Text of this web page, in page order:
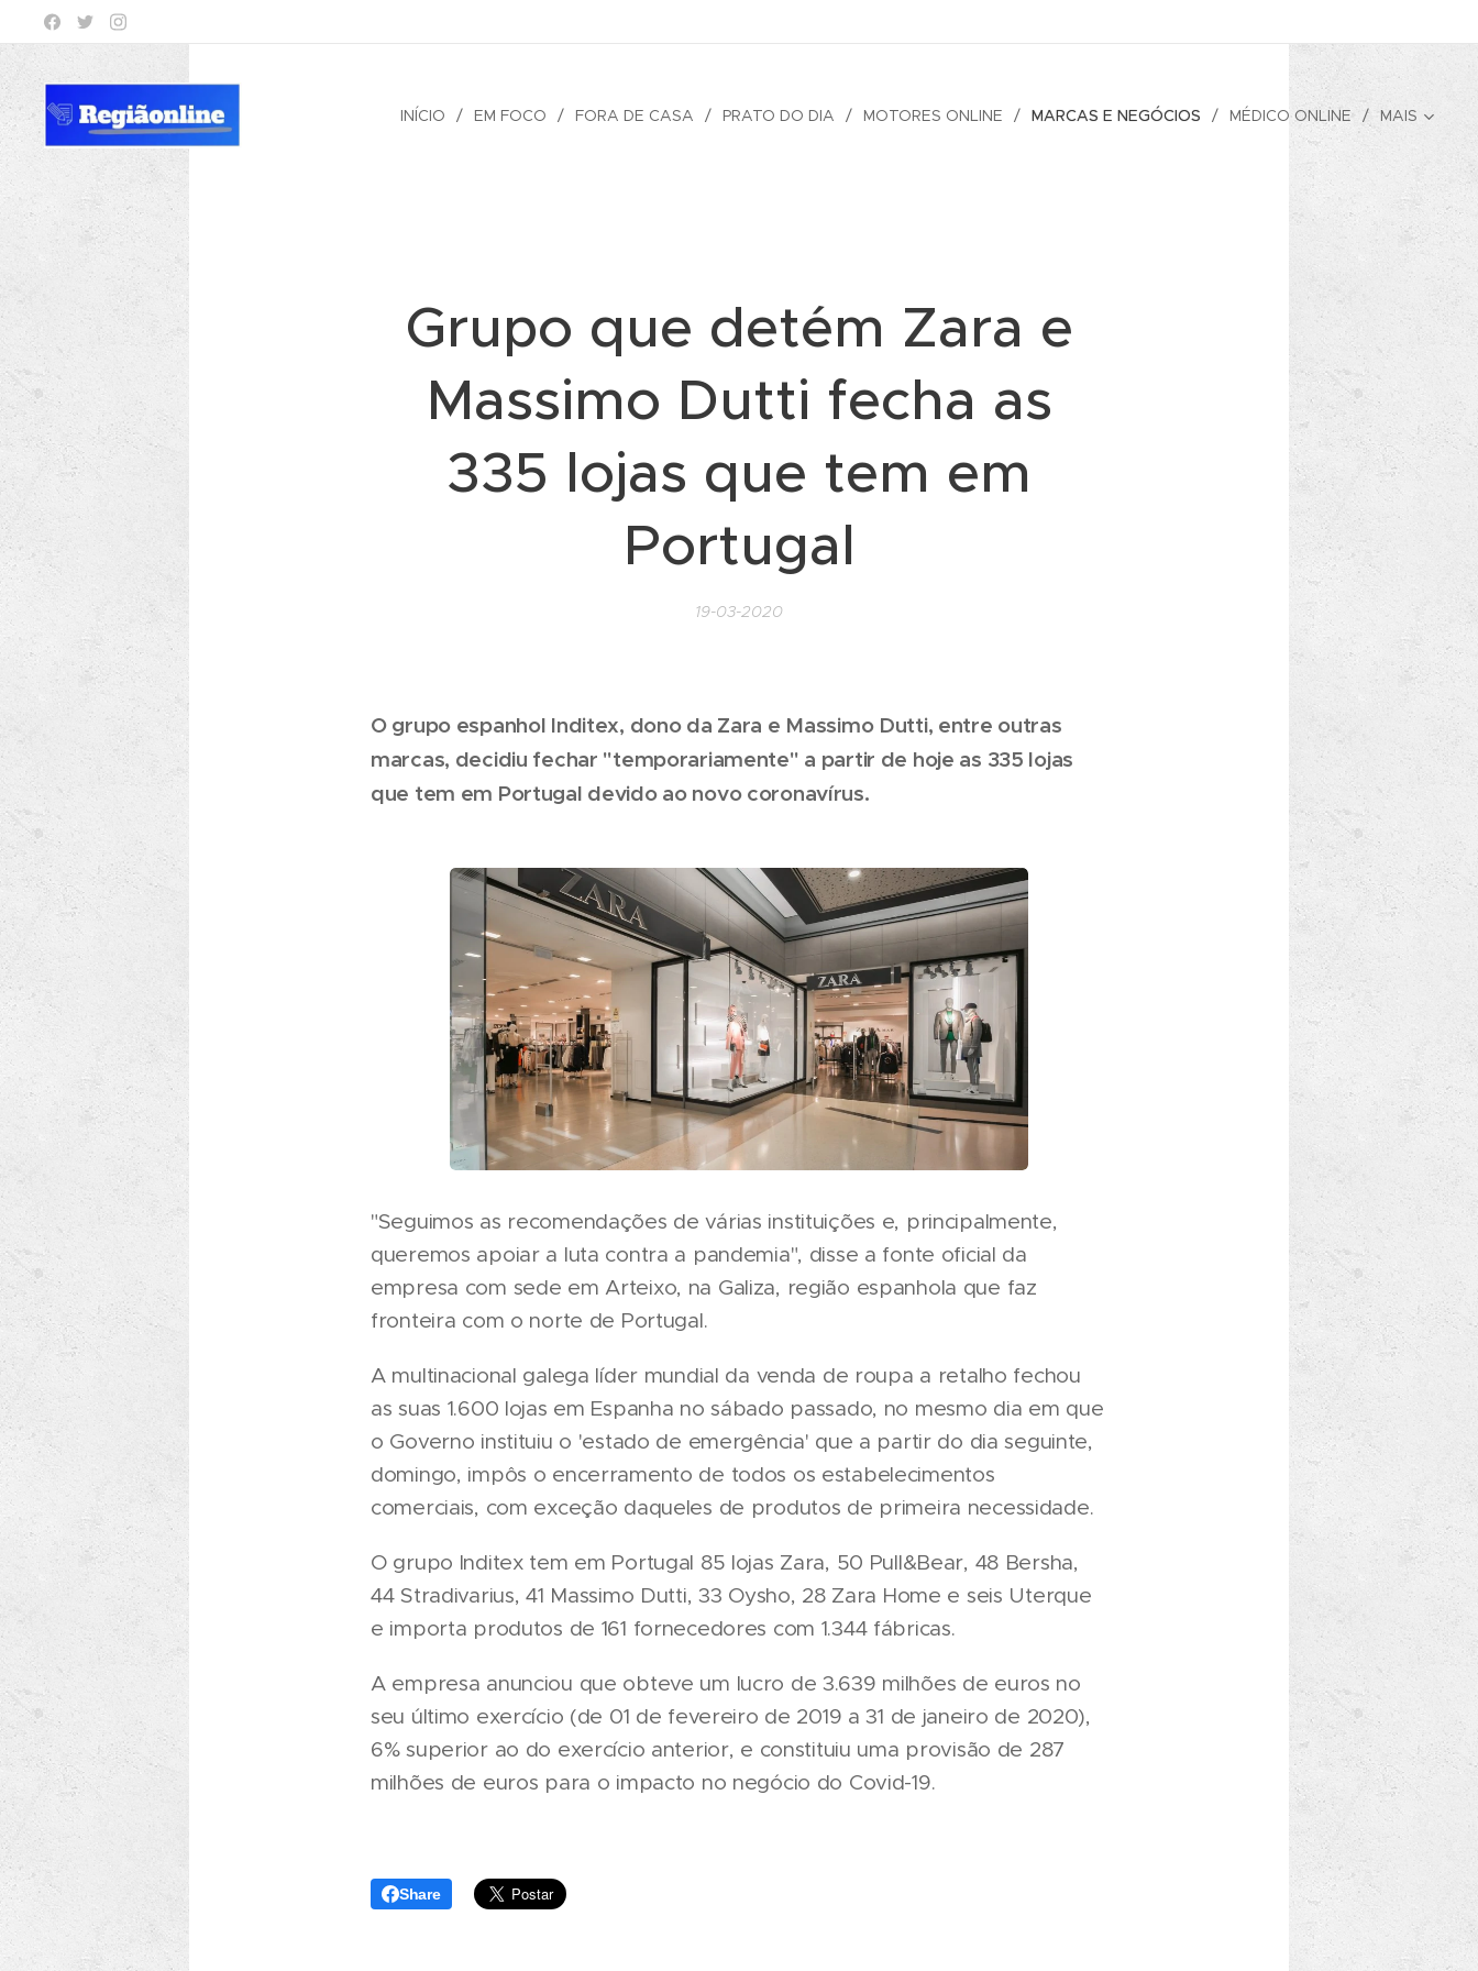
INÍCIO EM FOCO FORA DE CASA PRATO DO DIA MOTORES ONLINE MARCAS E NEGÓCIOS MÉDICO ONLINE MAIS
Grupo que detém Zara e
Massimo Dutti fecha as
335 lojas que tem em
Portugal
19-03-2020
O grupo espanhol Inditex, dono da Zara e Massimo Dutti, entre outras
marcas, decidiu fechar "temporariamente" a partir de hoje as 335 lojas
que tem em Portugal devido ao novo coronavírus.
"Seguimos as recomendações de várias instituições e, principalmente,
queremos apoiar a luta contra a pandemia", disse a fonte oficial da
empresa com sede em Arteixo, na Galiza, região espanhola que faz
fronteira com o norte de Portugal.
A multinacional galega líder mundial da venda de roupa a retalho fechou
as suas 1.600 lojas em Espanha no sábado passado, no mesmo dia em que
o Governo instituiu o 'estado de emergência' que a partir do dia seguinte,
domingo, impôs o encerramento de todos os estabelecimentos
comerciais, com exceção daqueles de produtos de primeira necessidade.
O grupo Inditex tem em Portugal 85 lojas Zara, 50 Pull&Bear, 48 Bersha,
44 Stradivarius, 41 Massimo Dutti, 33 Oysho, 28 Zara Home e seis Uterque
e importa produtos de 161 fornecedores com 1.344 fábricas.
A empresa anunciou que obteve um lucro de 3.639 milhões de euros no
seu último exercício (de 01 de fevereiro de 2019 a 31 de janeiro de 2020),
6% superior ao do exercício anterior, e constituiu uma provisão de 287
milhões de euros para o impacto no negócio do Covid-19.
Share